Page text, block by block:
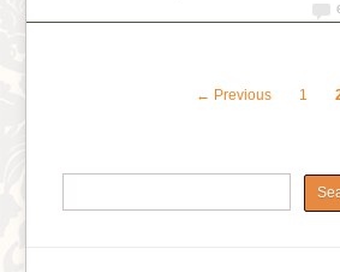
← Previous 1